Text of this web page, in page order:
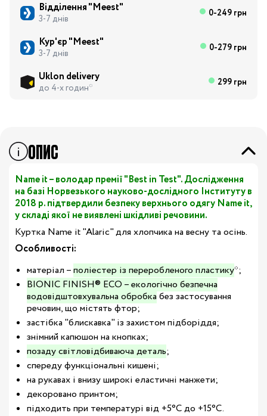
Відділення "Meest"
3-7 днів 0-249 грн
Кур'єр "Meest"
3-7 днів 0-279 грн
Uklon delivery
до 4-х годин* 299 грн
ОПИС
Name it – володар премії "Best in Test". Дослідження
на базі Норвезького науково-дослідного Інституту в
2018 р. підтвердили безпеку верхнього одягу Name it,
у складі якої не виявлені шкідливі речовини.
Куртка Name it "Alaric" для хлопчика на весну та осінь.
Особливості:
матеріал –поліестер із переробленого пластику*;
BIONIC FINISH® ECO – екологічно безпечна
водовідштовхувальна обробка без застосування
речовин, що містять фтор;
застібка "блискавка" із захистом підборіддя;
знімний капюшон на кнопках;
позаду світловідбиваюча деталь;
спереду функціональні кишені;
на рукавах і внизу широкі еластичні манжети;
декоровано принтом;
підходить при температурі від +5°С до +15°С.